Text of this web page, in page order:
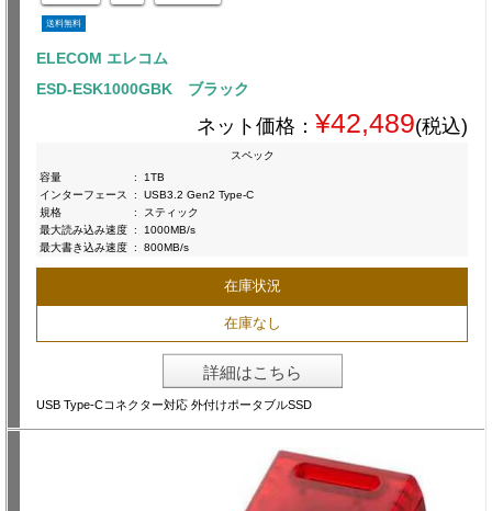
送料無料
ELECOM エレコム
ESD-ESK1000GBK ブラック
ネット価格： ¥42,489(税込)
スペック
容量
:
1TB
インターフェース
:
USB3.2 Gen2 Type-C
規格
:
スティック
最大読み込み速度 :
1000MB/s
最大書き込み速度 : 800MB/s
在庫状況
在庫なし
詳細はこちら
USB Type-Cコネクター対応 外付けポータブルSSD